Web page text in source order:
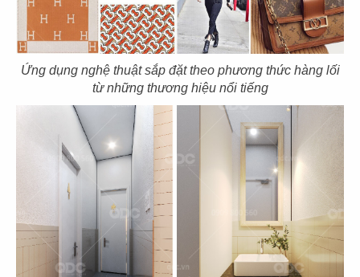
Ứng dụng nghệ thuật sắp đặt theo phương thức hàng lối
từ những thương hiệu nổi tiếng
CN Nghệ An CN P.14 - Q. Gò Vấp
PHỞ HÀ NỘI
CN Berkeley, USA
PHỞ HÀ NỘI
Palo Alto